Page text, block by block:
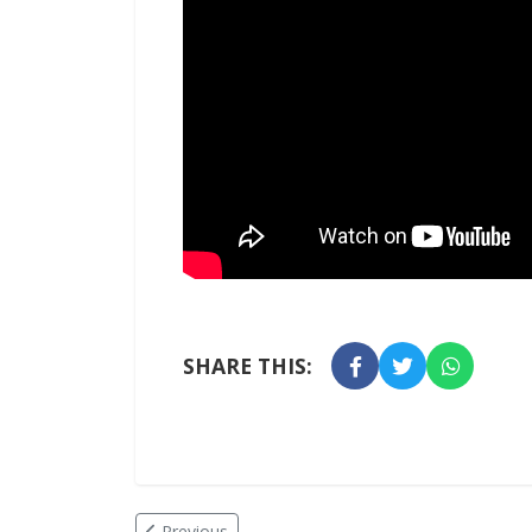
SHARE THIS: